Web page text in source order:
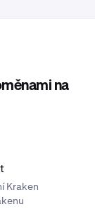
na
Kraken